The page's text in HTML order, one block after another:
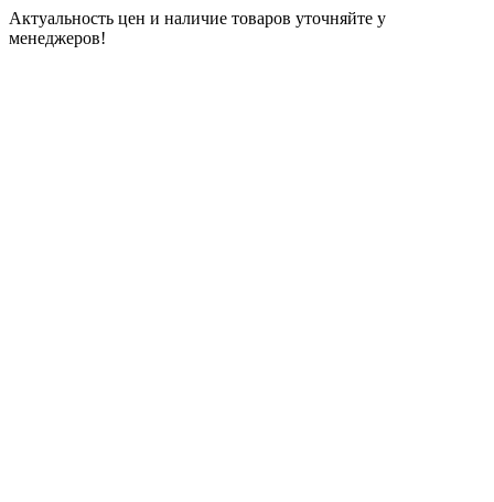
Актуальность цен и наличие товаров уточняйте у
менеджеров!